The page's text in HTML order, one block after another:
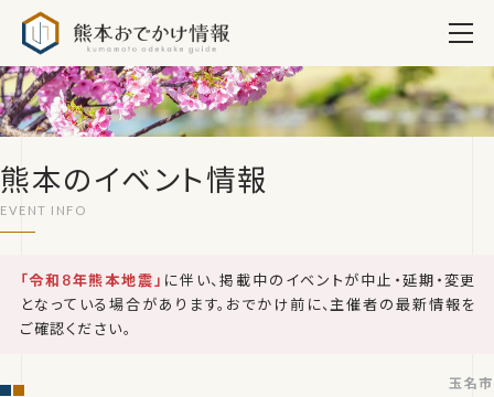
熊本のイベント情報
「令和8年熊本地震」 に伴い、掲載中のイベントが中止・延期・変更
となっている場合があります。おでかけ前に、主催者の最新情報を
ご確認ください。
玉名市